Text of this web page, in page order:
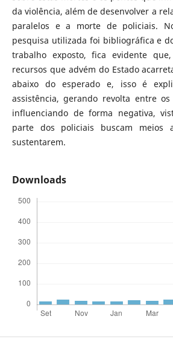
da violência, além de desenvolver a
paralelos e a morte de policiais.
pesquisa utilizada foi bibliográfica e
trabalho exposto, fica evidente
recursos que advém do Estado
abaixo do esperado e, isso é
assistência, gerando revolta entre
influenciando de forma negativa,
parte dos policiais buscam meios
sustentarem.
Downloads